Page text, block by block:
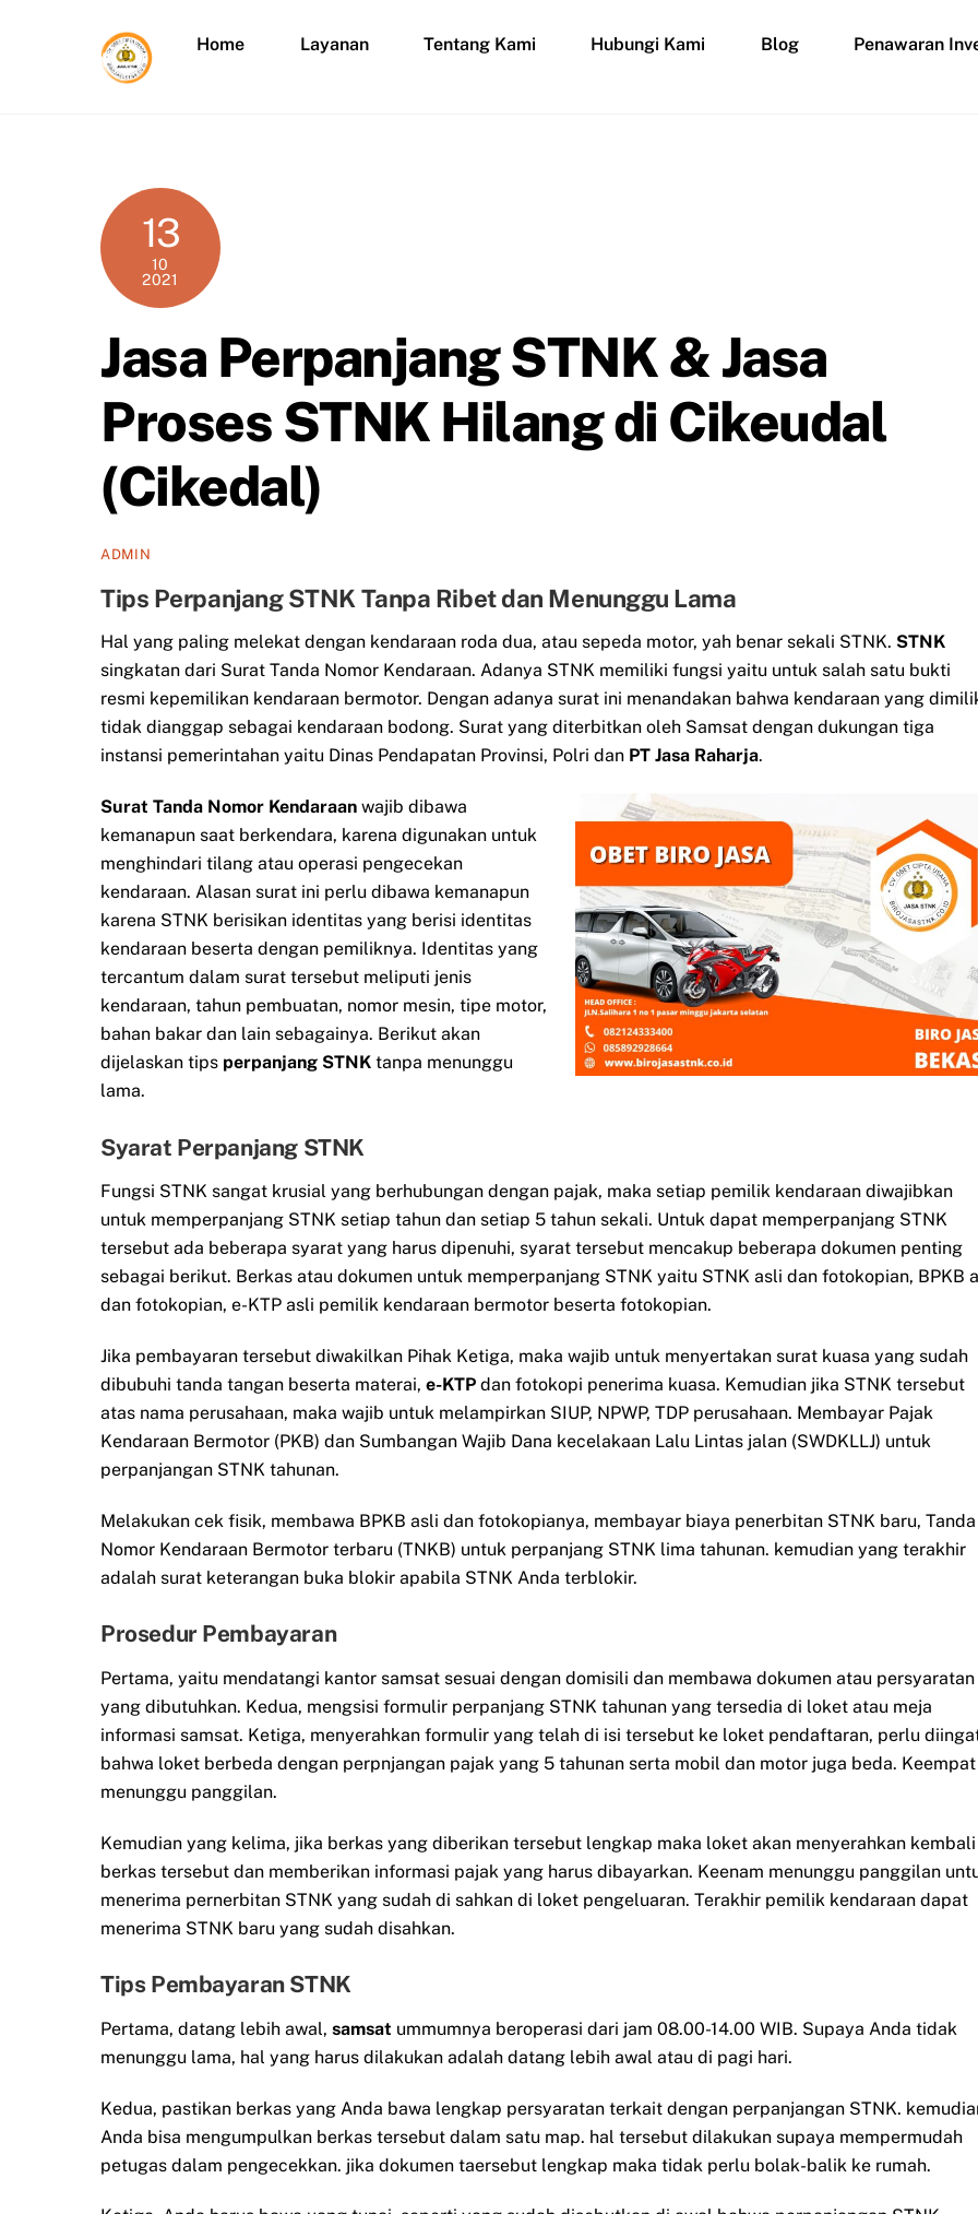
Home Layanan Tentang Kami Hubungi Kami Blog Penawaran
13
10
2021
Jasa Perpanjang STNK & Jasa
Proses STNK Hilang di Cikeudal
(Cikedal)
ADMIN
Tips Perpanjang STNK Tanpa Ribet dan Menunggu Lama
Hal yang paling melekat dengan kendaraan roda dua, atau sepeda motor, yah benar sekali STNK. STNK
singkatan dari Surat Tanda Nomor Kendaraan. Adanya STNK memiliki fungsi yaitu untuk salah satu bukti
resmi kepemilikan kendaraan bermotor. Dengan adanya surat ini menandakan bahwa kendaraan yang
tidak dianggap sebagai kendaraan bodong. Surat yang diterbitkan oleh Samsat dengan dukungan tiga
instansi pemerintahan yaitu Dinas Pendapatan Provinsi, Polri dan PT Jasa Raharja.
Surat Tanda Nomor Kendaraan wajib dibawa
kemanapun saat berkendara, karena digunakan untuk
menghindari tilang atau operasi pengecekan
kendaraan. Alasan surat ini perlu dibawa kemanapun
karena STNK berisikan identitas yang berisi identitas
kendaraan beserta dengan pemiliknya. Identitas yang
tercantum dalam surat tersebut meliputi jenis
kendaraan, tahun pembuatan, nomor mesin, tipe motor,
bahan bakar dan lain sebagainya. Berikut akan
dijelaskan tips perpanjang STNK tanpa menunggu
lama.
Syarat Perpanjang STNK
Fungsi STNK sangat krusial yang berhubungan dengan pajak, maka setiap pemilik kendaraan diwajibkan
untuk memperpanjang STNK setiap tahun dan setiap 5 tahun sekali. Untuk dapat memperpanjang STNK
tersebut ada beberapa syarat yang harus dipenuhi, syarat tersebut mencakup beberapa dokumen penting
sebagai berikut. Berkas atau dokumen untuk memperpanjang STNK yaitu STNK asli dan fotokopian, BPKB
dan fotokopian, e-KTP asli pemilik kendaraan bermotor beserta fotokopian.
Jika pembayaran tersebut diwakilkan Pihak Ketiga, maka wajib untuk menyertakan surat kuasa yang sudah
dibubuhi tanda tangan beserta materai, e-KTP dan fotokopi penerima kuasa. Kemudian jika STNK tersebut
atas nama perusahaan, maka wajib untuk melampirkan SIUP, NPWP, TDP perusahaan. Membayar Pajak
Kendaraan Bermotor (PKB) dan Sumbangan Wajib Dana kecelakaan Lalu Lintas jalan (SWDKLLJ) untuk
perpanjangan STNK tahunan.
Melakukan cek fisik, membawa BPKB asli dan fotokopianya, membayar biaya penerbitan STNK baru, Tanda
Nomor Kendaraan Bermotor terbaru (TNKB) untuk perpanjang STNK lima tahunan. kemudian yang terakhir
adalah surat keterangan buka blokir apabila STNK Anda terblokir.
Prosedur Pembayaran
Pertama, yaitu mendatangi kantor samsat sesuai dengan domisili dan membawa dokumen atau persyaratan
yang dibutuhkan. Kedua, mengsisi formulir perpanjang STNK tahunan yang tersedia di loket atau meja
informasi samsat. Ketiga, menyerahkan formulir yang telah di isi tersebut ke loket pendaftaran, perlu
bahwa loket berbeda dengan perpnjangan pajak yang 5 tahunan serta mobil dan motor juga beda. Keempat
menunggu panggilan.
Kemudian yang kelima, jika berkas yang diberikan tersebut lengkap maka loket akan menyerahkan kembali
berkas tersebut dan memberikan informasi pajak yang harus dibayarkan. Keenam menunggu panggilan
menerima pernerbitan STNK yang sudah di sahkan di loket pengeluaran. Terakhir pemilik kendaraan dapat
menerima STNK baru yang sudah disahkan.
Tips Pembayaran STNK
Pertama, datang lebih awal, samsat ummumnya beroperasi dari jam 08.00-14.00 WIB. Supaya Anda tidak
menunggu lama, hal yang harus dilakukan adalah datang lebih awal atau di pagi hari.
Kedua, pastikan berkas yang Anda bawa lengkap persyaratan terkait dengan perpanjangan STNK.
Anda bisa mengumpulkan berkas tersebut dalam satu map. hal tersebut dilakukan supaya mempermudah
petugas dalam pengecekkan. jika dokumen taersebut lengkap maka tidak perlu bolak-balik ke rumah.